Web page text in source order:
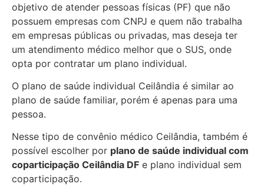
objetivo de atender pessoas físicas (PF) que não
possuem empresas com CNPJ e quem não trabalha
em empresas públicas ou privadas, mas deseja ter
um atendimento médico melhor que o SUS, onde
opta por contratar um plano individual.
O plano de saúde individual Ceilândia é similar ao
plano de saúde familiar, porém é apenas para uma
pessoa.
Nesse tipo de convênio médico Ceilândia, também é
possível escolher por plano de saúde individual com
coparticipação Ceilândia DF e plano individual sem
coparticipação.